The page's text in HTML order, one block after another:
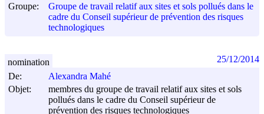
Groupe:
Groupe de travail relatif aux sites et sols pollués dans le
cadre du Conseil supérieur de prévention des risques
technologiques
De:
Alexandra Mahé
Objet:
membres du groupe de travail relatif aux sites et sols
pollués dans le cadre du Conseil supérieur de
prévention des risques technologiques
nomination 25/12/2014